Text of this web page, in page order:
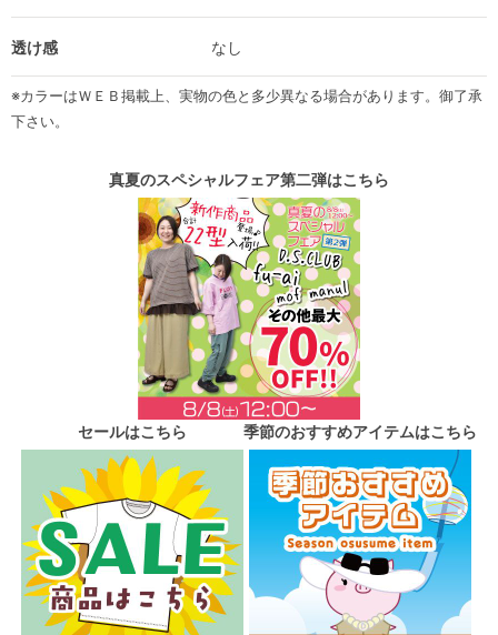
透け感 なし
※カラーはＷＥＢ掲載上、実物の色と多少異なる場合があります。御了承
下さい。
真夏のスペシャルフェア第二弾はこちら
セールはこちら 季節のおすすめアイテムはこちら